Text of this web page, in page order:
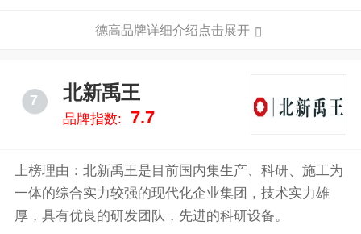
品以其可靠的品质深获广大用户的信赖。
德高品牌详细介绍点击展开
7 北新禹王
品牌指数: 7.7
上榜理由：北新禹王是目前国内集生产、科研、施工为
一体的综合实力较强的现代化企业集团，技术实力雄
厚，具有优良的研发团队，先进的科研设备。